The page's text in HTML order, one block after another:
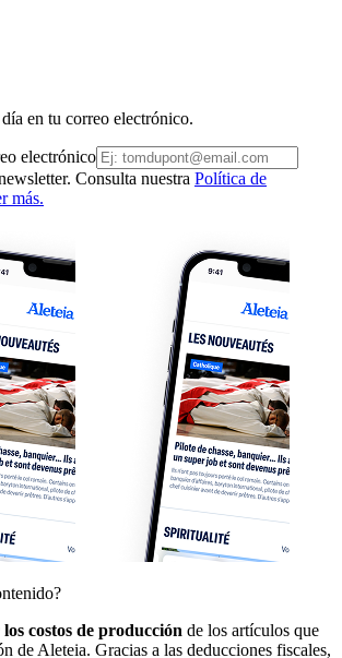
en tu correo electrónico.
electrónico
Consulta nuestra Política de
más.
costos de producción de los artículos que
de Aleteia. Gracias a las deducciones fiscales,